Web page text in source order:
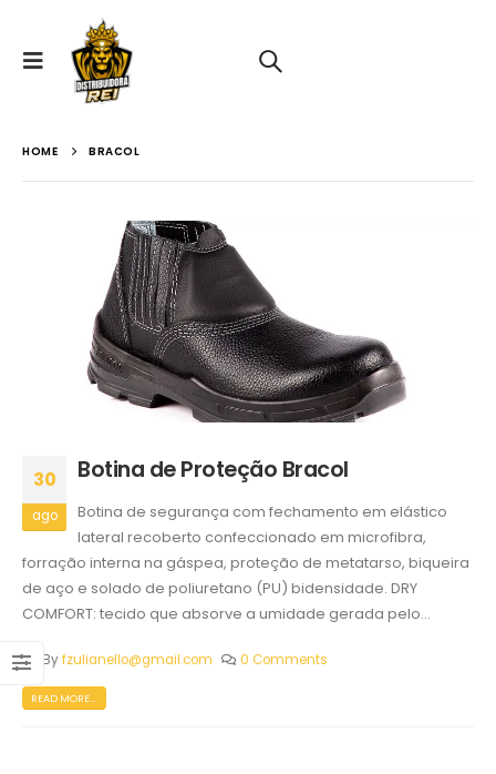
HOME BRACOL
30
ago
Botina de Proteção Bracol
Botina de segurança com fechamento em elástico
lateral recoberto confeccionado em microfibra,
forração interna na gáspea, proteção de metatarso, biqueira
de aço e solado de poliuretano (PU) bidensidade. DRY
COMFORT: tecido que absorve a umidade gerada pelo...
Byfzulianello@gmail.com 0 Comments
READ MORE...